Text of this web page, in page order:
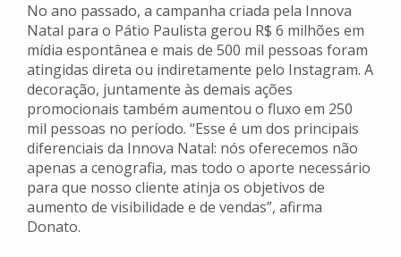
No ano passado, a campanha criada pela Innova
Natal para o Pátio Paulista gerou R$ 6 milhões em
mídia espontânea e mais de 500 mil pessoas foram
atingidas direta ou indiretamente pelo Instagram. A
decoração, juntamente às demais ações
promocionais também aumentou o fluxo em 250
mil pessoas no período. “Esse é um dos principais
diferenciais da Innova Natal: nós oferecemos não
apenas a cenografia, mas todo o aporte necessário
para que nosso cliente atinja os objetivos de
aumento de visibilidade e de vendas”, afirma
Donato.